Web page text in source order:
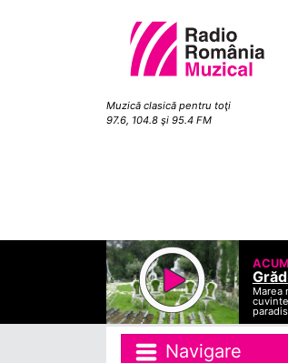
Muzică clasică pentru toţi
97.6, 104.8 şi 95.4 FM
Marea
Navigare